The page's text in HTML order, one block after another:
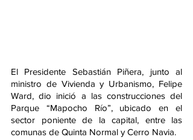
El Presidente Sebastián Piñera, junto al
ministro de Vivienda y Urbanismo, Felipe
Ward, dio inició a las construcciones del
Parque “Mapocho Río”, ubicado en el
sector poniente de la capital, entre las
comunas de Quinta Normal y Cerro Navia.